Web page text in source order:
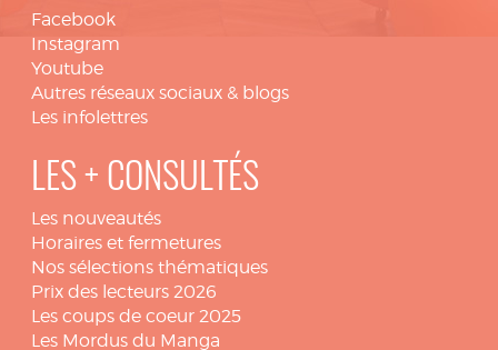
Facebook
Instagram
Youtube
Autres réseaux sociaux & blogs
Les infolettres
LES + CONSULTÉS
Les nouveautés
Horaires et fermetures
Nos sélections thématiques
Prix des lecteurs 2026
Les coups de coeur 2025
Les Mordus du Manga